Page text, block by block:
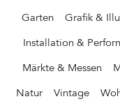
Garten Grafik &
Installation &
Märkte & Messen
Natur Vintage